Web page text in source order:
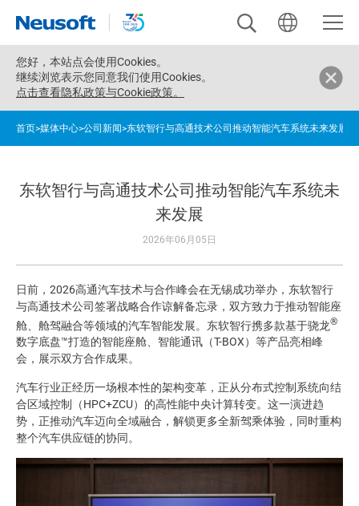
您好， 本站点会使用Cookies。
继续浏览表示您同意我们使用Cookies。
点击查看隐私政策与Cookie政策。
首页>媒体中心>公司新闻>东软智行与高通技术公司推动智能汽车系统未来发展
东软智行与高通技术公司推动智能汽车系统未
来发展
2026年06月05日
日前，2026高通汽车技术与合作峰会在无锡成功举办，东软智行
与高通技术公司签署战略合作谅解备忘录，双方致力于推动智能座
舱、舱驾融合等领域的汽车智能发展。东软智行携多款基于骁龙®
数字底盘™打造的智能座舱、智能通讯（T-BOX）等产品亮相峰
会，展示双方合作成果。
汽车行业正经历一场根本性的架构变革，正从分布式控制系统向结
合区域控制（HPC+ZCU）的高性能中央计算转变。这一演进趋
势，正推动汽车迈向全域融合，解锁更多全新驾乘体验，同时重构
整个汽车供应链的协同。